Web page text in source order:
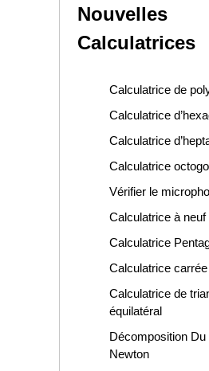
Nouvelles
Calculatrices
Calculatrice de
Calculatrice
Calculatrice
Calculatrice
Vérifier le
Calculatrice à neuf
Calculatrice
Calculatrice carrée
Calculatrice de
équilatéral
Décomposition
Newton